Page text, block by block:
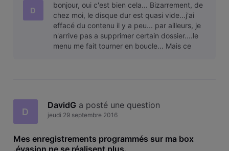
D
bonjour, oui c'est bien cela... Bizarrement, de
chez moi, le disque dur est quasi vide...j'ai
effacé du contenu il y a peu... par ailleurs, je
n'arrive pas a supprimer certain dossier....le
menu me fait tourner en boucle... Mais ce
D
DavidG a posté une question
jeudi 29 septembre 2016
Mes enregistrements programmés sur ma box